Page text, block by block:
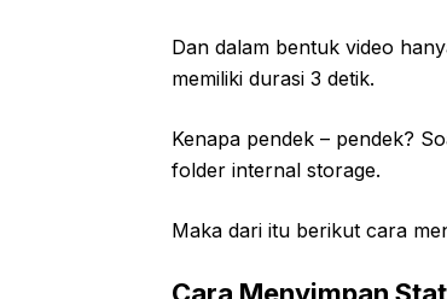
Dan dalam bentuk video
memiliki durasi 3 detik.
Kenapa pendek – pendek?
folder internal storage.
Maka dari itu berikut cara
Cara Menyimpan